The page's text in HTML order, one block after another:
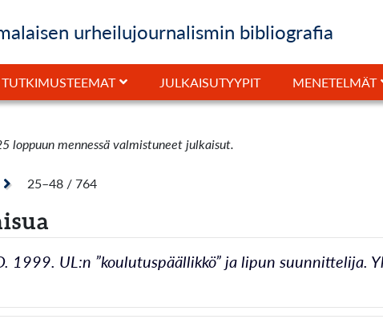
urheilujournalismin bibliografia
TUTKIMUSTEEMAT JULKAISUTYYPIT MENETELMÄT
loppuun mennessä valmistuneet julkaisut.
25–48 / 764
1999. UL:n ”koulutuspäällikkö” ja lipun suunnittelija.